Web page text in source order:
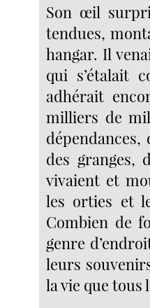
Son œil
tendues,
hangar. Il
qui s’étalait
adhérait
milliers de
des granges,
vivaient et
les orties et
Combien de
genre
leurs
la vie que